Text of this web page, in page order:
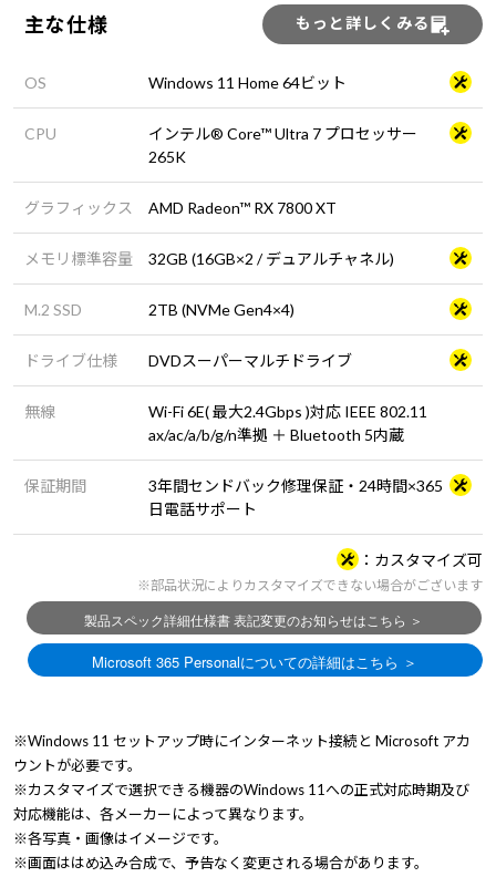
主な仕様 もっと詳しくみる
OS Windows 11 Home 64ビット
CPU
インテル® Core™ Ultra 7 プロセッサー
265K
グラフィックス AMD Radeon™ RX 7800 XT
メモリ標準容量 32GB (16GB×2 / デュアルチャネル)
M.2 SSD 2TB (NVMe Gen4×4)
ドライブ仕様 DVDスーパーマルチドライブ
無線
Wi-Fi 6E( 最大2.4Gbps )対応 IEEE 802.11
ax/ac/a/b/g/n準拠 ＋ Bluetooth 5内蔵
保証期間
3年間センドバック修理保証・24時間×365
日電話サポート
カスタマイズ可
※部品状況によりカスタマイズできない場合がございます
※Windows 11 セットアップ時にインターネット接続と Microsoft アカ
ウントが必要です。
※カスタマイズで選択できる機器のWindows 11への正式対応時期及び
対応機能は、各メーカーによって異なります。
※各写真・画像はイメージです。
※画面ははめ込み合成で、予告なく変更される場合があります。